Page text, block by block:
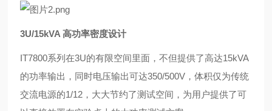
3U/15kVA 高功率密度设计
IT7800系列在3U的有限空间里面，不但提供了高达15kVA
的功率输出，同时电压输出可达350/500V，体积仅为传统
交流电源的1/12，大大节约了测试空间， 为用户提供了可